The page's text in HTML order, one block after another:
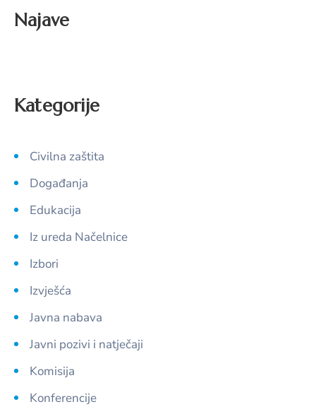
Najave
Kategorije
Civilna zaštita
Događanja
Edukacija
Iz ureda Načelnice
Izbori
Izvješća
Javna nabava
Javni pozivi i natječaji
Komisija
Konferencije